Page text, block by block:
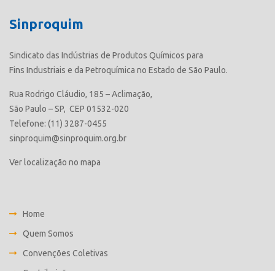
Sinproquim
Sindicato das Indústrias de Produtos Químicos para
Fins Industriais e da Petroquímica no Estado de São Paulo.
Rua Rodrigo Cláudio, 185 – Aclimação,
São Paulo – SP, CEP 01532-020
Telefone: (11) 3287-0455
sinproquim@sinproquim.org.br
Ver localização no mapa
Home
Quem Somos
Convenções Coletivas